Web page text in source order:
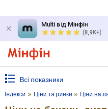
Multi від Мінфін
(8,9K+)
Всі показники
Індекси » Ціни та ринки » Ціни на